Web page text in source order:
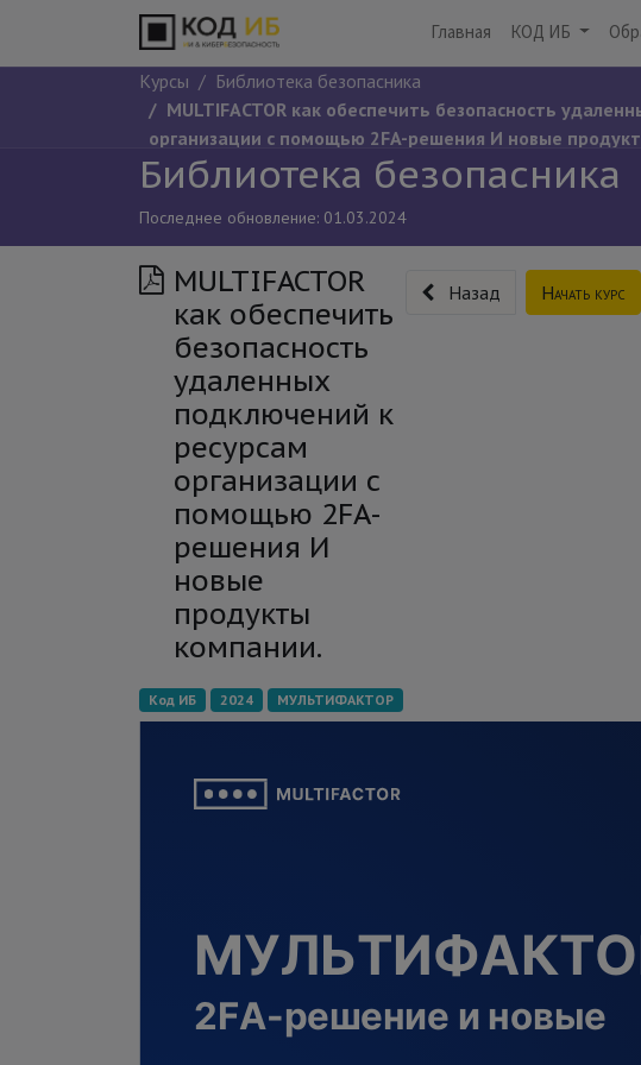
Главная КОД ИБ
Курсы
Библиотека безопасника
MULTIFACTOR как обеспечить безопасность
организации с помощью 2FA-решения И новые
Библиотека безопасника
Последнее обновление: 01.03.2024
MULTIFACTOR
как обеспечить
безопасность
удаленных
подключений к
ресурсам
организации с
помощью 2FA-
решения И
новые
продукты
компании.
Назад Начать курс
Код ИБ 2024 МУЛЬТИФАКТОР